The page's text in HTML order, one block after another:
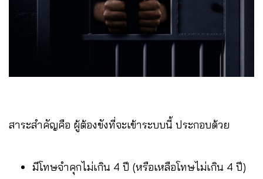
สาระสำคัญคือ ผู้ต้องขังที่จะเข้าระบบนี้ ประกอบด้วย
มีโทษจำคุกไม่เกิน 4 ปี (หรือเหลือโทษไม่เกิน 4 ปี)